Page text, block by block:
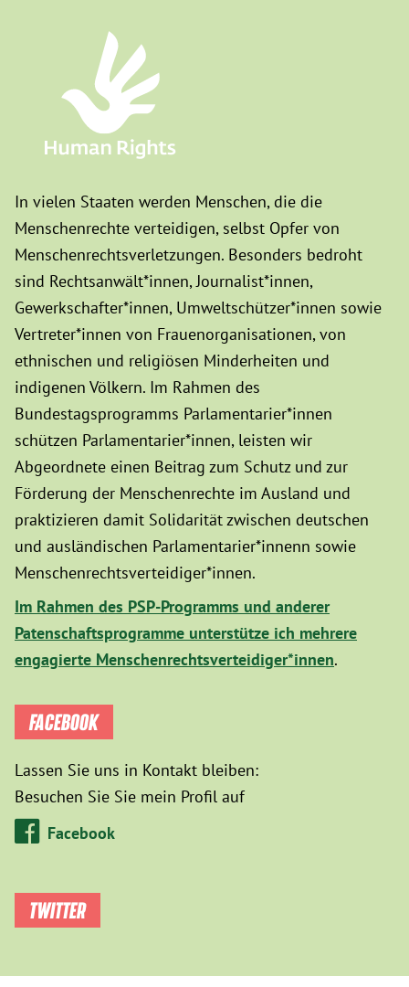
In vielen Staaten werden Menschen, die die
Menschenrechte verteidigen, selbst Opfer von
Menschenrechtsverletzungen. Besonders bedroht
sind Rechtsanwält*innen, Journalist*innen,
Gewerkschafter*innen, Umweltschützer*innen sowie
Vertreter*innen von Frauenorganisationen, von
ethnischen und religiösen Minderheiten und
indigenen Völkern. Im Rahmen des
Bundestagsprogramms Parlamentarier*innen
schützen Parlamentarier*innen, leisten wir
Abgeordnete einen Beitrag zum Schutz und zur
Förderung der Menschenrechte im Ausland und
praktizieren damit Solidarität zwischen deutschen
und ausländischen Parlamentarier*innenn sowie
Menschenrechtsverteidiger*innen.
Im Rahmen des PSP-Programms und anderer
Patenschaftsprogramme unterstütze ich mehrere
engagierte Menschenrechtsverteidiger*innen.
FACEBOOK
Lassen Sie uns in Kontakt bleiben:
Besuchen Sie Sie mein Profil auf
Facebook
TWITTER